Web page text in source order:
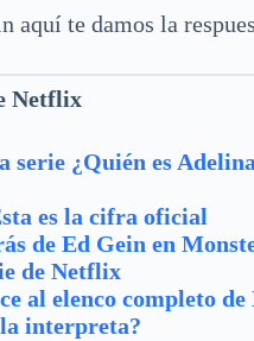
aquí te damos la
Netflix
serie ¿Quién es
es la cifra oficial
de Ed Gein en
de Netflix
al elenco completo
interpreta?